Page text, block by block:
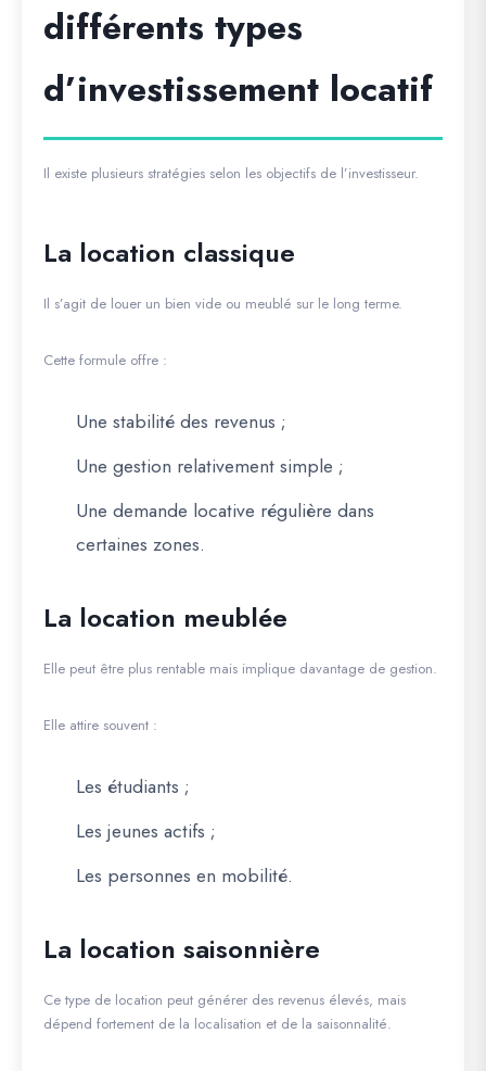
différents types
d’investissement locatif
Il existe plusieurs stratégies selon les objectifs de l’investisseur.
La location classique
Il s’agit de louer un bien vide ou meublé sur le long terme.
Cette formule offre :
Une stabilité des revenus ;
Une gestion relativement simple ;
Une demande locative régulière dans
certaines zones.
La location meublée
Elle peut être plus rentable mais implique davantage de gestion.
Elle attire souvent :
Les étudiants ;
Les jeunes actifs ;
Les personnes en mobilité.
La location saisonnière
Ce type de location peut générer des revenus élevés, mais
dépend fortement de la localisation et de la saisonnalité.